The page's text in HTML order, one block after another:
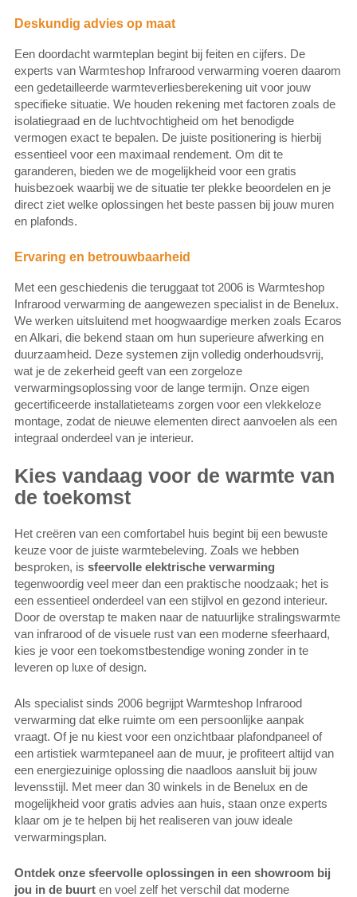
Deskundig advies op maat
Een doordacht warmteplan begint bij feiten en cijfers. De
experts van Warmteshop Infrarood verwarming voeren daarom
een gedetailleerde warmteverliesberekening uit voor jouw
specifieke situatie. We houden rekening met factoren zoals de
isolatiegraad en de luchtvochtigheid om het benodigde
vermogen exact te bepalen. De juiste positionering is hierbij
essentieel voor een maximaal rendement. Om dit te
garanderen, bieden we de mogelijkheid voor een gratis
huisbezoek waarbij we de situatie ter plekke beoordelen en je
direct ziet welke oplossingen het beste passen bij jouw muren
en plafonds.
Ervaring en betrouwbaarheid
Met een geschiedenis die teruggaat tot 2006 is Warmteshop
Infrarood verwarming de aangewezen specialist in de Benelux.
We werken uitsluitend met hoogwaardige merken zoals Ecaros
en Alkari, die bekend staan om hun superieure afwerking en
duurzaamheid. Deze systemen zijn volledig onderhoudsvrij,
wat je de zekerheid geeft van een zorgeloze
verwarmingsoplossing voor de lange termijn. Onze eigen
gecertificeerde installatieteams zorgen voor een vlekkeloze
montage, zodat de nieuwe elementen direct aanvoelen als een
integraal onderdeel van je interieur.
Kies vandaag voor de warmte van
de toekomst
Het creëren van een comfortabel huis begint bij een bewuste
keuze voor de juiste warmtebeleving. Zoals we hebben
besproken, is sfeervolle elektrische verwarming
tegenwoordig veel meer dan een praktische noodzaak; het is
een essentieel onderdeel van een stijlvol en gezond interieur.
Door de overstap te maken naar de natuurlijke stralingswarmte
van infrarood of de visuele rust van een moderne sfeerhaard,
kies je voor een toekomstbestendige woning zonder in te
leveren op luxe of design.
Als specialist sinds 2006 begrijpt Warmteshop Infrarood
verwarming dat elke ruimte om een persoonlijke aanpak
vraagt. Of je nu kiest voor een onzichtbaar plafondpaneel of
een artistiek warmtepaneel aan de muur, je profiteert altijd van
een energiezuinige oplossing die naadloos aansluit bij jouw
levensstijl. Met meer dan 30 winkels in de Benelux en de
mogelijkheid voor gratis advies aan huis, staan onze experts
klaar om je te helpen bij het realiseren van jouw ideale
verwarmingsplan.
Ontdek onze sfeervolle oplossingen in een showroom bij
jou in de buurt en voel zelf het verschil dat moderne